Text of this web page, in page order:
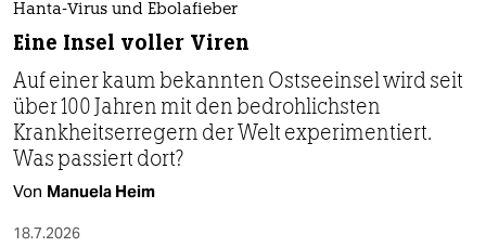
Hanta-Virus und Ebolafieber
Eine Insel voller Viren
Auf einer kaum bekannten Ostseeinsel wird seit
über 100 Jahren mit den bedrohlichsten
Krankheitserregern der Welt experimentiert.
Was passiert dort?
Von Manuela Heim
18.7.2026